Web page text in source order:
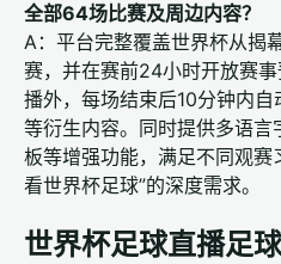
全部64场比赛及周边内容？
A：平台完整覆盖世界杯从揭
赛，并在赛前24小时开放赛
播外，每场结束后10分钟内
等衍生内容。同时提供多语
板等增强功能，满足不同观赛
看世界杯足球”的深度需求。
世界杯足球直播足